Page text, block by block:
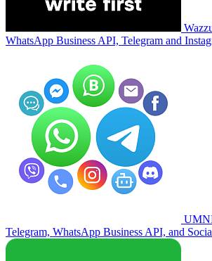
WhatsApp Business API, Telegram and
Telegram, WhatsApp Business API, and